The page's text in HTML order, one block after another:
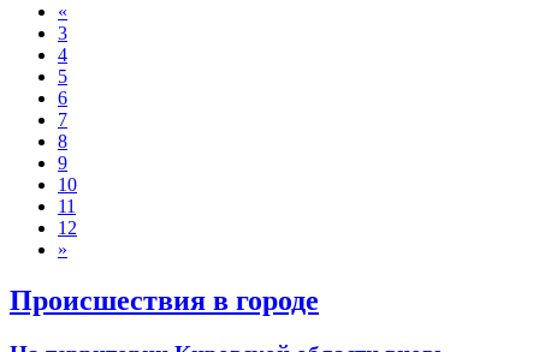
«
3
4
5
6
7
8
9
10
11
12
»
Происшествия в городе